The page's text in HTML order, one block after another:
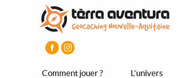
Comment jouer ? L’univers